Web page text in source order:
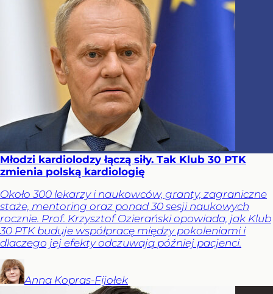
Młodzi kardiolodzy łączą siły. Tak Klub 30 PTK
zmienia polską kardiologię
Około 300 lekarzy i naukowców, granty, zagraniczne
staże, mentoring oraz ponad 30 sesji naukowych
rocznie. Prof. Krzysztof Ozierański opowiada, jak Klub
30 PTK buduje współpracę między pokoleniami i
dlaczego jej efekty odczuwają później pacjenci.
Anna Kopras-Fijołek